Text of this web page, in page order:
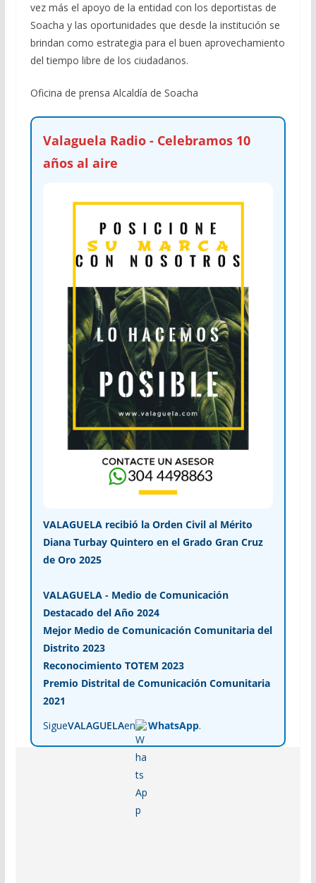
vez más el apoyo de la entidad con los deportistas de
Soacha y las oportunidades que desde la institución se
brindan como estrategia para el buen aprovechamiento
del tiempo libre de los ciudadanos.
Oficina de prensa Alcaldía de Soacha
Valaguela Radio - Celebramos 10
años al aire
VALAGUELA recibió la Orden Civil al Mérito
Diana Turbay Quintero en el Grado Gran Cruz
de Oro 2025
VALAGUELA - Medio de Comunicación
Destacado del Año 2024
Mejor Medio de Comunicación Comunitaria del
Distrito 2023
Reconocimiento TOTEM 2023
Premio Distrital de Comunicación Comunitaria
2021
SigueVALAGUELAen WhatsApp.